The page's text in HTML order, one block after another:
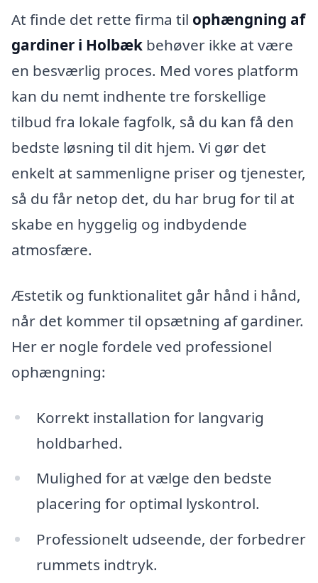
At finde det rette firma til ophængning af
gardiner i Holbæk behøver ikke at være
en besværlig proces. Med vores platform
kan du nemt indhente tre forskellige
tilbud fra lokale fagfolk, så du kan få den
bedste løsning til dit hjem. Vi gør det
enkelt at sammenligne priser og tjenester,
så du får netop det, du har brug for til at
skabe en hyggelig og indbydende
atmosfære.
Æstetik og funktionalitet går hånd i hånd,
når det kommer til opsætning af gardiner.
Her er nogle fordele ved professionel
ophængning:
Korrekt installation for langvarig
holdbarhed.
Mulighed for at vælge den bedste
placering for optimal lyskontrol.
Professionelt udseende, der forbedrer
rummets indtryk.